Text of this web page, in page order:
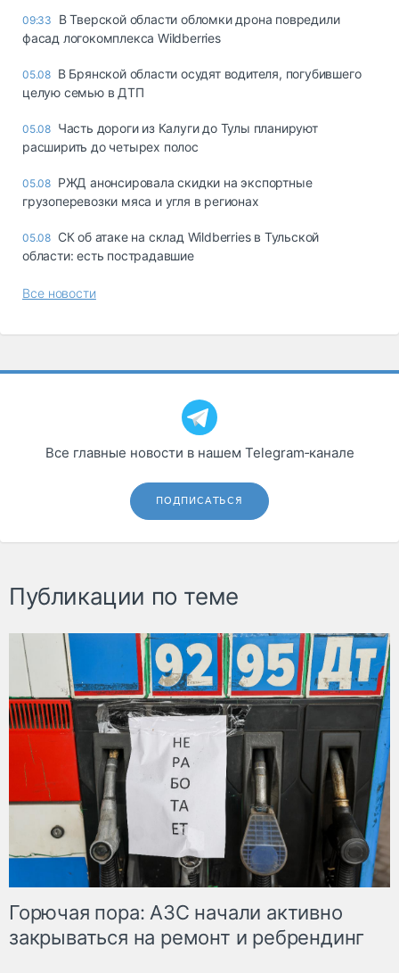
09:33
В Тверской области обломки дрона повредили
фасад логокомплекса Wildberries
05.08 В Брянской области осудят водителя, погубившего
целую семью в ДТП
05.08 Часть дороги из Калуги до Тулы планируют
расширить до четырех полос
05.08 РЖД анонсировала скидки на экспортные
грузоперевозки мяса и угля в регионах
05.08 СК об атаке на склад Wildberries в Тульской
области: есть пострадавшие
Все новости
Все главные новости в нашем Telegram‑канале
ПОДПИСАТЬСЯ
Публикации по теме
Горючая пора: АЗС начали активно
закрываться на ремонт и ребрендинг